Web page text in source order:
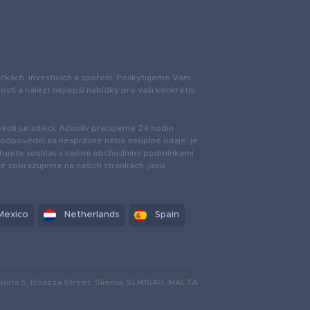
investicích a spoření. Poskytujeme Vám
a nalézt nejlepší nabídky pro vaši konkrétní
jurisdikci. Ačkoliv pracujeme 24 hodin
za nesprávné nebo neúplné údaje: je
souhlas s našimi obchodními podmínkami
na našich stránkách, jsou
Netherlands Spain
5, Bisazza Street, Sliema, SLM1640, MALTA